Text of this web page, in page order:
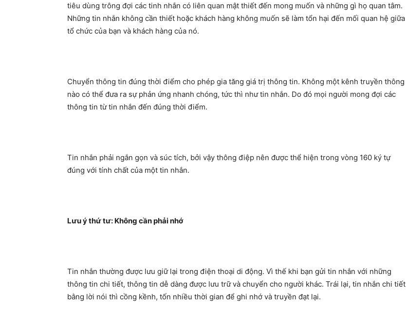
tiêu dùng trông đợi các tinh nhắn có liên quan mật thiết đến mong muốn và những gì họ quan tâm.
Những tin nhắn không cần thiết hoặc khách hàng không muốn sẽ làm tổn hại đến mối quan hệ giữa
tổ chức của bạn và khách hàng của nó.
Chuyển thông tin đúng thời điểm cho phép gia tăng giá trị thông tin. Không một kênh truyền thông
nào có thể đưa ra sự phản ứng nhanh chóng, tức thì như tin nhắn. Do đó mọi người mong đợi các
thông tin từ tin nhắn đến đúng thời điểm.
Tin nhắn phải ngắn gọn và súc tích, bởi vậy thông điệp nên được thể hiện trong vòng 160 ký tự
đúng với tính chất của một tin nhắn.
Lưu ý thứ tư: Không cần phải nhớ
Tin nhắn thường được lưu giữ lại trong điện thoại di động. Vì thế khi bạn gửi tin nhắn với những
thông tin chi tiết, thông tin dễ dàng được lưu trữ và chuyển cho người khác. Trái lại, tin nhắn chi tiết
bằng lời nói thì cồng kềnh, tốn nhiều thời gian để ghi nhớ và truyền đạt lại.